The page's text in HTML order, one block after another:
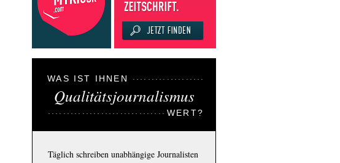
WAS IST IHNEN
Qualitätsjournalismus
WERT?
Täglich schreiben unabhängige Journalisten